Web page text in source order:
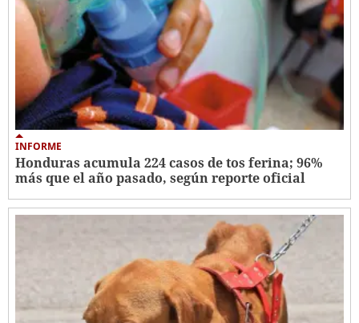
INFORME
Honduras acumula 224 casos de tos ferina; 96%
más que el año pasado, según reporte oficial